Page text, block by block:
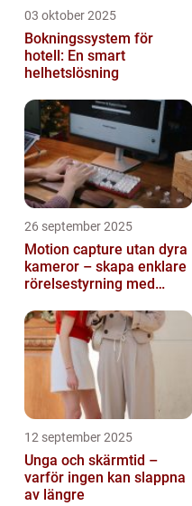
03 oktober 2025
Bokningssystem för
hotell: En smart
helhetslösning
26 september 2025
Motion capture utan dyra
kameror – skapa enklare
rörelsestyrning med
12 september 2025
Unga och skärmtid –
varför ingen kan slappna
av längre